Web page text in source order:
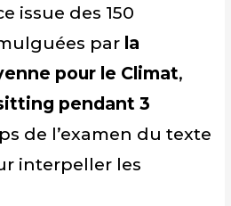
issue des 150
par la
pour le Climat,
pendant 3
de l’examen du texte
interpeller les